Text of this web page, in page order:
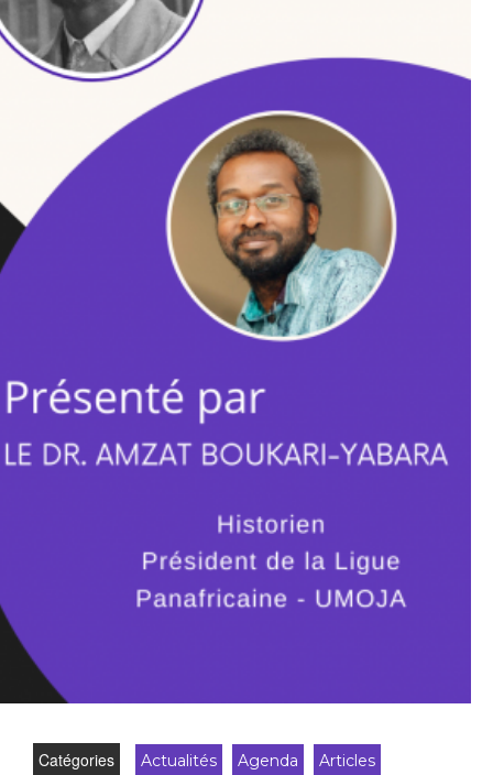
Catégories Actualités Agenda Articles